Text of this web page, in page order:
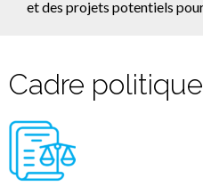
et des projets potentiels
Cadre politique